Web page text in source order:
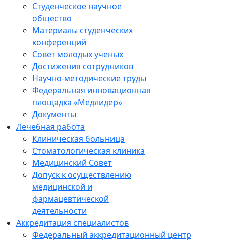
Студенческое научное
общество
Материалы студенческих
конференций
Совет молодых ученых
Достижения сотрудников
Научно-методические труды
Федеральная инновационная
площадка «Медлидер»
Документы
Лечебная работа
Клиническая больница
Стоматологическая клиника
Медицинский Совет
Допуск к осуществлению
медицинской и
фармацевтической
деятельности
Аккредитация специалистов
Федеральный аккредитационный центр